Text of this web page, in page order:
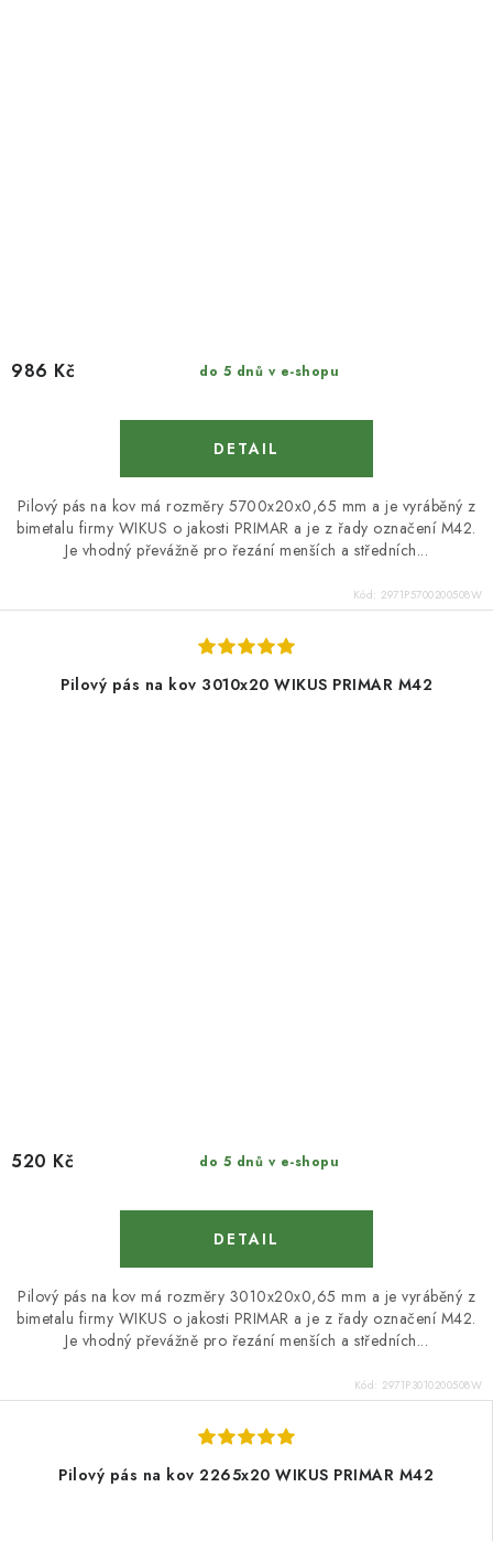
do 5 dnů v e-shopu
986 Kč
Pilový pás na kov má rozměry 5700x20x0,65 mm a je vyráběný z
bimetalu firmy WIKUS o jakosti PRIMAR a je z řady označení M42.
Je vhodný převážně pro řezání menších a středních...
Kód: 2971P5700200508W
Pilový pás na kov 3010x20 WIKUS PRIMAR M42
do 5 dnů v e-shopu
520 Kč
Pilový pás na kov má rozměry 3010x20x0,65 mm a je vyráběný z
bimetalu firmy WIKUS o jakosti PRIMAR a je z řady označení M42.
Je vhodný převážně pro řezání menších a středních...
Kód: 2971P3010200508W
Pilový pás na kov 2265x20 WIKUS PRIMAR M42